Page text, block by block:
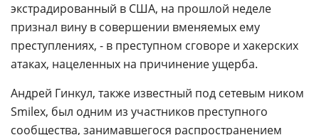
экстрадированный в США, на прошлой неделе
признал вину в совершении вменяемых ему
преступлениях, - в преступном сговоре и хакерских
атаках, нацеленных на причинение ущерба.
Андрей Гинкул, также известный под сетевым ником
Smilex, был одним из участников преступного
сообщества, занимавшегося распространением